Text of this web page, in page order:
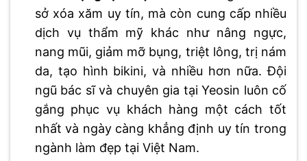
sở xóa xăm uy tín, mà còn cung cấp nhiều
dịch vụ thẩm mỹ khác như nâng ngực,
nang mũi, giảm mỡ bụng, triệt lông, trị nám
da, tạo hình bikini, và nhiều hơn nữa. Đội
ngũ bác sĩ và chuyên gia tại Yeosin luôn cố
gắng phục vụ khách hàng một cách tốt
nhất và ngày càng khẳng định uy tín trong
ngành làm đẹp tại Việt Nam.